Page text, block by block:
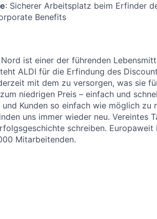
: Sicherer Arbeitsplatz beim Erfinder
Benefits
ist einer der führenden
ALDI für die Erfindung des
mit dem zu versorgen, was sie
niedrigen Preis – einfach und
und Kunden so einfach wie möglich zu
uns immer wieder neu. Vereintes
schreiben. Europaweit
Mitarbeitenden.